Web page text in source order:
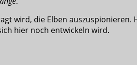
wird, die Elben auszuspionieren.
hier noch entwickeln wird.